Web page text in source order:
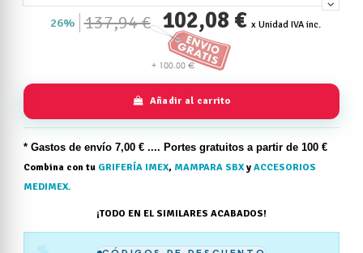
26% 137,94 € 102,08 € x Unidad IVA inc.
Añadir al carrito
* Gastos de envío 7,00 € .... Portes gratuitos a partir de 100 €
Combina con tu GRIFERÍA IMEX, MAMPARA SBX y ACCESORIOS
MEDIMEX.
¡TODO EN EL SIMILARES ACABADOS!